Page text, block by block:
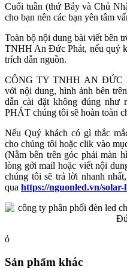
Cuối tuần (thứ Bảy và Chủ
cho bạn nên các bạn yên tâm
Toàn bộ nội dung bài viết bên
TNHH An Đức Phát, nếu quý
trích dẫn nguồn.
CÔNG TY TNHH AN ĐỨC
với nội dung, hình ảnh bên
dẫn cài đặt không đúng
PHÁT chúng tôi sẽ hoàn toàn
Nếu Quý khách có gì thắc
cho chúng tôi hoặc clik vào
(Nằm bên trên góc phải màn
lòng gởi mail hoặc viết nội
chúng tôi sẽ trả lời nhanh
qua https://nguonled.vn/solar-
ỏ
Sản phẩm khác